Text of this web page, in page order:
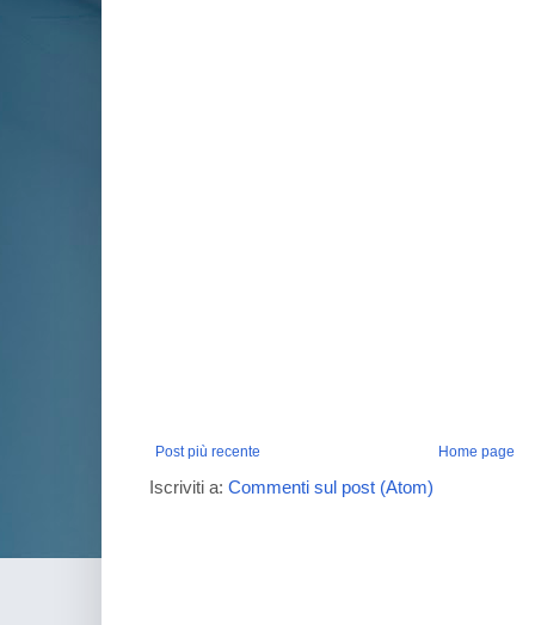
Post più recente Home page
Iscriviti a: Commenti sul post (Atom)